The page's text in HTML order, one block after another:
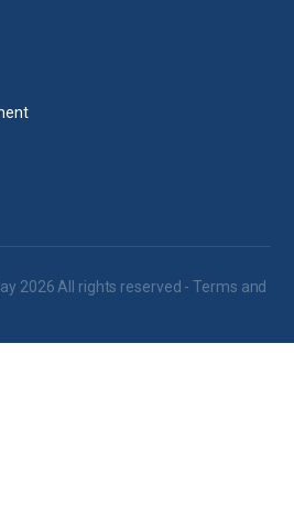
2026 All rights reserved -Terms and